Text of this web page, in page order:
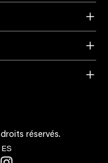
réservés.
ES